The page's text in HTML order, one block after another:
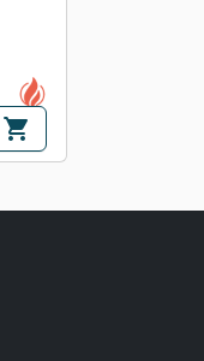
shopping_cart